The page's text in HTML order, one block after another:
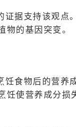
证据支持该观点
的基因突变。
饪食物后的营养
饪使营养成分损